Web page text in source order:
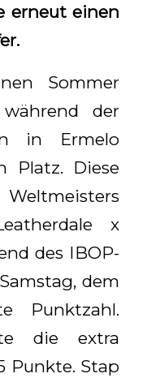
erneut einen
Sommer
der
in Ermelo
Platz. Diese
x
des IBOP-
dem
Punktzahl.
die extra
Punkte. Stap